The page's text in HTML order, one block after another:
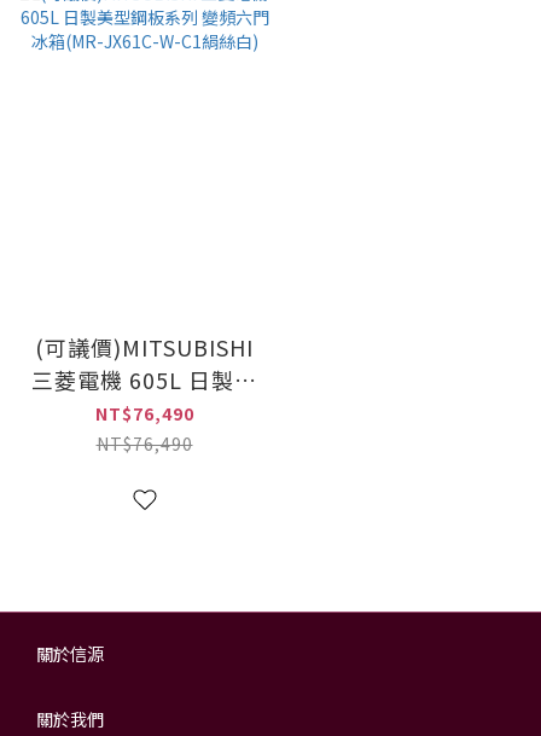
(可議價)MITSUBISHI
三菱電機 605L 日製美
型鋼板系列 變頻六門
冰箱(MR-JX61C-W-
NT$76,490
NT$76,490
關於信源
關於我們